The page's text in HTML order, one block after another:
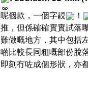
呢個款，一個字靚
！
推，但係確確實實試落
難做嘅地方，其中包括
啲比較長同粗嘅部份脫
即刻冇咗成個形狀，亦